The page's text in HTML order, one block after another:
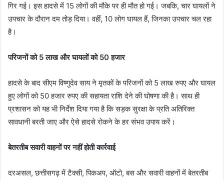
गिर गई। इस हादसे में 15 लोगों की मौके पर ही मौत हो गई। जबकि, चार घायलों ने
उपचार के दौरान दम तोड़ दिया। वहीं, 10 लोग घायल हैं, जिनका उपचार चल रहा
है।
परिजनों को 5 लाख और घायलों को 50 हजार
हादसे के बाद सीएम विष्णुदेव साय ने मृतकों के परिजनों को 5 लाख रुपए और घायल
हुए लोगों को 50 हजार रुपए की सहायता राशि देने की घोषणा की है। साथ ही
प्रशासन को यह भी निर्देश दिया गया है कि सड़क सुरक्षा के प्रति अतिरिक्त
सावधानी बरती जाए और ऐसे हादसे रोकने के हर संभव उपाय करें।
बेतरतीब सवारी वाहनों पर नहीं होती कार्रवाई
दरअसल, छत्तीसगढ़ में टैक्सी, पिकअप, ऑटो, बस और सवारी वाहनों में बेतरतीब